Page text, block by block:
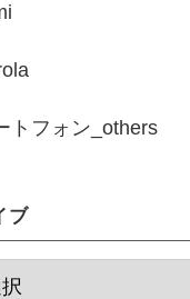
トフォン_others
ブ